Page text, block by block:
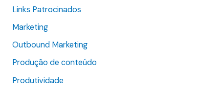
Links Patrocinados
Marketing
Outbound Marketing
Produção de conteúdo
Produtividade